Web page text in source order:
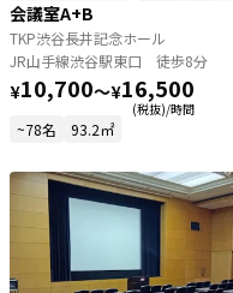
会議室A+B
TKP渋谷長井記念ホール
JR山手線渋谷駅東口 徒歩8分
¥10,700〜¥16,500
(税抜)/時間
~78名 93.2㎡